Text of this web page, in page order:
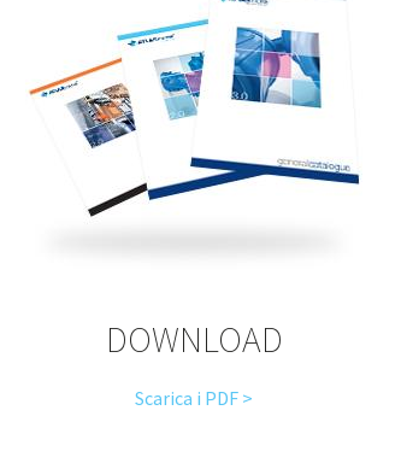
DOWNLOAD
Scarica i PDF >